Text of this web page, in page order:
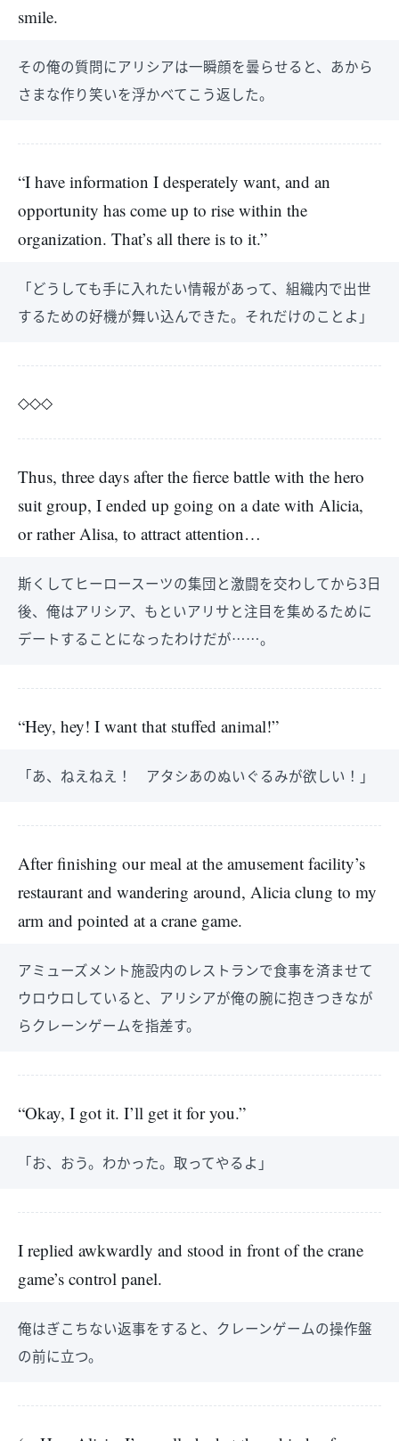
smile.
その俺の質問にアリシアは一瞬顔を曇らせると、あから
さまな作り笑いを浮かべてこう返した。
“I have information I desperately want, and an
opportunity has come up to rise within the
organization. That’s all there is to it.”
「どうしても手に入れたい情報があって、組織内で出世
するための好機が舞い込んできた。それだけのことよ」
◇◇◇
Thus, three days after the fierce battle with the hero
suit group, I ended up going on a date with Alicia,
or rather Alisa, to attract attention…
斯くしてヒーロースーツの集団と激闘を交わしてから3日
後、俺はアリシア、もといアリサと注目を集めるために
デートすることになったわけだが……。
“Hey, hey! I want that stuffed animal!”
「あ、ねえねえ！ アタシあのぬいぐるみが欲しい！」
After finishing our meal at the amusement facility’s
restaurant and wandering around, Alicia clung to my
arm and pointed at a crane game.
アミューズメント施設内のレストランで食事を済ませて
ウロウロしていると、アリシアが俺の腕に抱きつきなが
らクレーンゲームを指差す。
“Okay, I got it. I’ll get it for you.”
「お、おう。わかった。取ってやるよ」
I replied awkwardly and stood in front of the crane
game’s control panel.
俺はぎこちない返事をすると、クレーンゲームの操作盤
の前に立つ。